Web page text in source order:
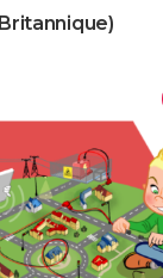
Britannique)